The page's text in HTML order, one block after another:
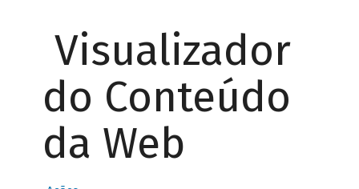
Visualizador
do Conteúdo
da Web